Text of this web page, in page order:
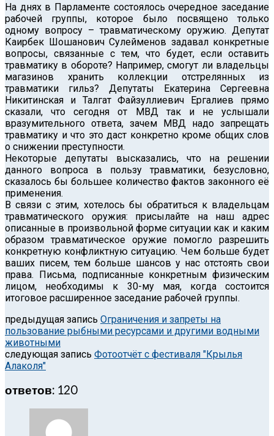
На днях в Парламенте состоялось очередное заседание
рабочей группы, которое было посвящено только
одному вопросу – травматическому оружию. Депутат
Каирбек Шошанович Сулейменов задавал конкретные
вопросы, связанные с тем, что будет, если оставить
травматику в обороте? Например, смогут ли владельцы
магазинов хранить коллекции отстрелянных из
травматики гильз? Депутаты Екатерина Сергеевна
Никитинская и Талгат Файзуллиевич Ергалиев прямо
сказали, что сегодня от МВД так и не услышали
вразумительного ответа, зачем МВД надо запрещать
травматику и что это даст конкретно кроме общих слов
о снижении преступности.
Некоторые депутаты высказались, что на решении
данного вопроса в пользу травматики, безусловно,
сказалось бы большее количество фактов законного её
применения.
В связи с этим, хотелось бы обратиться к владельцам
травматического оружия: присылайте на наш адрес
описанные в произвольной форме ситуации как и каким
образом травматическое оружие помогло разрешить
конкретную конфликтную ситуацию. Чем больше будет
ваших писем, тем больше шансов у нас отстоять свои
права. Письма, подписанные конкретным физическим
лицом, необходимы к 30-му мая, когда состоится
итоговое расширенное заседание рабочей группы.
предыдущая запись Ограничения и запреты на
пользование рыбными ресурсами и другими водными
животными
следующая запись Фотоотчёт с фестиваля "Крылья
Алаколя"
ответов: 120